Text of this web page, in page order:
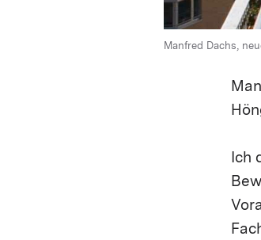
Manfred Dachs,
Ich